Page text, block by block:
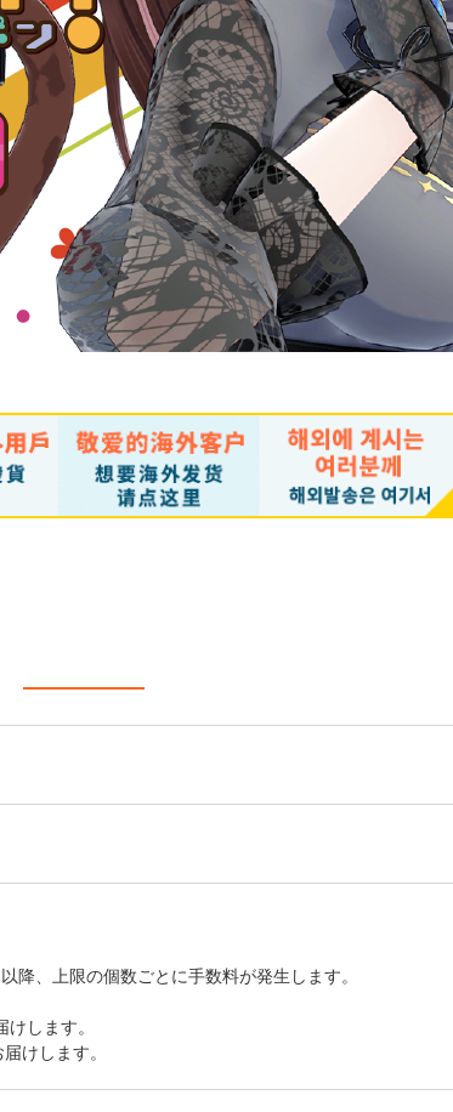
降、上限の個数ごとに手数料が発生します。
します。
けします。